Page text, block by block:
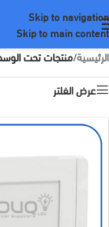
Skip to navigation
Skip to main content
الرئيسية/منتجات تحت
عرض الفلتر